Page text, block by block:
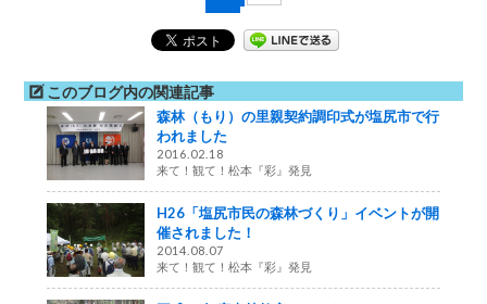
このブログ内の関連記事
森林（もり）の里親契約調印式が塩尻市で行
われました
2016.02.18
来て！観て！松本『彩』発見
H26「塩尻市民の森林づくり」イベントが開
催されました！
2014.08.07
来て！観て！松本『彩』発見